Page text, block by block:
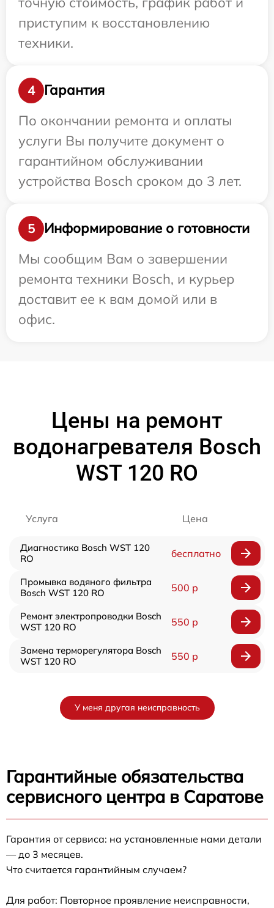
приступим к восстановлению
техники.
4
Гарантия
По окончании ремонта и оплаты
услуги Вы получите документ о
гарантийном обслуживании
устройства Bosch сроком до 3 лет.
5
Информирование о готовности
Мы сообщим Вам о завершении
ремонта техники Bosch, и курьер
доставит ее к вам домой или в
офис.
Цены на ремонт
водонагревателя Bosch
WST 120 RO
Услуга Цена
Диагностика Bosch WST 120
RO
бесплатно
Промывка водяного фильтра
Bosch WST 120 RO
500 р
Ремонт электропроводки Bosch
WST 120 RO
550 р
Замена терморегулятора Bosch
WST 120 RO
550 р
У меня другая неисправность
Гарантийные обязательства
сервисного центра в Саратове
Гарантия от сервиса: на установленные нами детали
— до 3 месяцев.
Что считается гарантийным случаем?
Для работ: Повторное проявление неисправности,